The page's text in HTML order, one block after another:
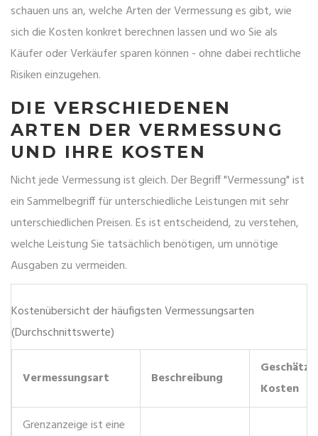
schauen uns an, welche Arten der Vermessung es gibt, wie
sich die Kosten konkret berechnen lassen und wo Sie als
Käufer oder Verkäufer sparen können - ohne dabei rechtliche
Risiken einzugehen.
DIE VERSCHIEDENEN
ARTEN DER VERMESSUNG
UND IHRE KOSTEN
Nicht jede Vermessung ist gleich. Der Begriff "Vermessung" ist
ein Sammelbegriff für unterschiedliche Leistungen mit sehr
unterschiedlichen Preisen. Es ist entscheidend, zu verstehen,
welche Leistung Sie tatsächlich benötigen, um unnötige
Ausgaben zu vermeiden.
Kostenübersicht der häufigsten Vermessungsarten
(Durchschnittswerte)
Vermessungsart Beschreibung
Kosten
Grenzanzeigeisteine